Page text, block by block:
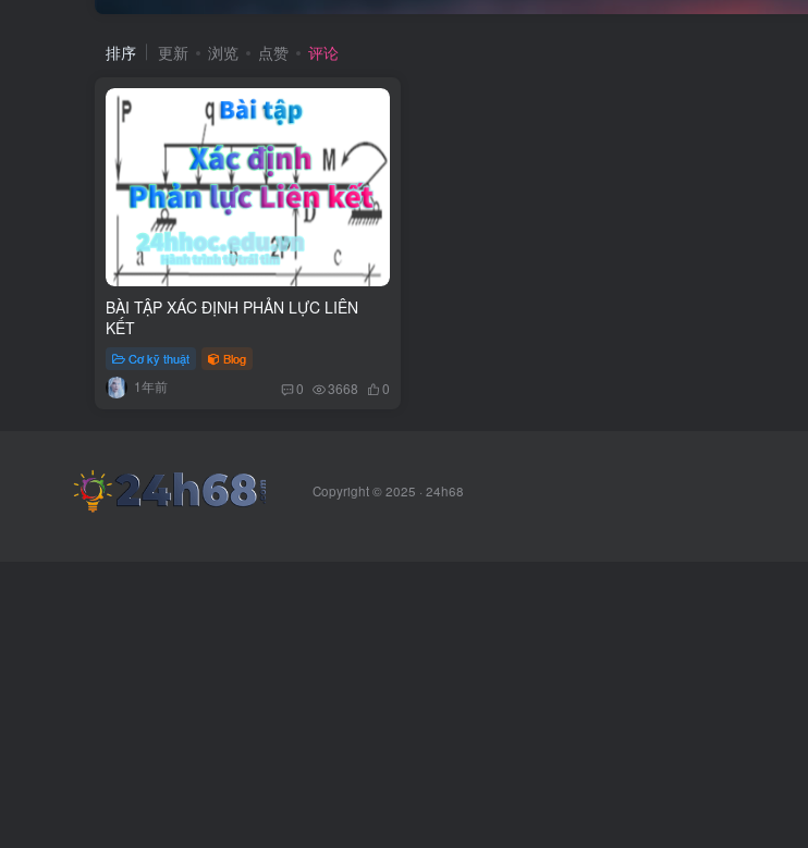
排序 更新 浏览 点赞 评论
BÀI TẬP XÁC ĐỊNH PHẢN LỰC LIÊN
KẾT
Cơ kỹ thuật Blog
1年前 0 3668 0
Copyright © 2025 · 24h68